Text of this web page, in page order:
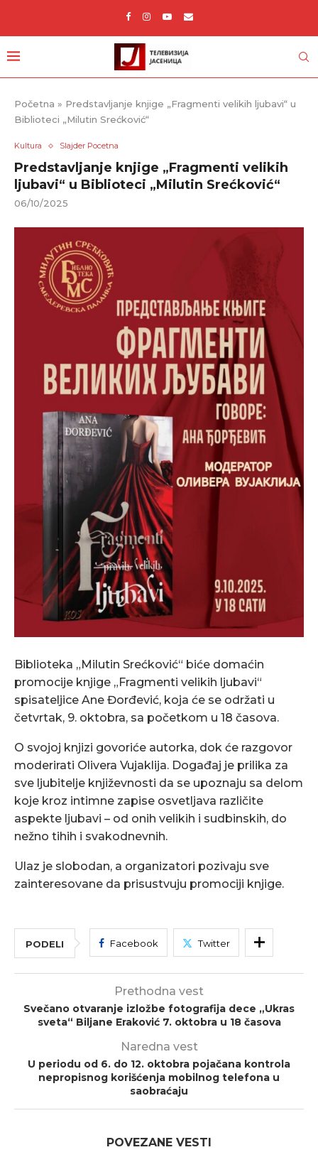
Početna » Predstavljanje knjige „Fragmenti velikih ljubavi“ u
Biblioteci „Milutin Srećković“
Kultura Slajder Pocetna
Predstavljanje knjige „Fragmenti velikih
ljubavi“ u Biblioteci „Milutin Srećković“
06/10/2025
Biblioteka „Milutin Srećković“ biće domaćin
promocije knjige „Fragmenti velikih ljubavi“
spisateljice Ane Đorđević, koja će se održati u
četvrtak, 9. oktobra, sa početkom u 18 časova.
O svojoj knjizi govoriće autorka, dok će razgovor
moderirati Olivera Vujaklija. Događaj je prilika za
sve ljubitelje književnosti da se upoznaju sa delom
koje kroz intimne zapise osvetljava različite
aspekte ljubavi – od onih velikih i sudbinskih, do
nežno tihih i svakodnevnih.
Ulaz je slobodan, a organizatori pozivaju sve
zainteresovane da prisustvuju promociji knjige.
PODELI Facebook Twitter
Prethodna vest
Svečano otvaranje izložbe fotografija dece „Ukras
sveta“ Biljane Eraković 7. oktobra u 18 časova
Naredna vest
U periodu od 6. do 12. oktobra pojačana kontrola
nepropisnog korišćenja mobilnog telefona u
saobraćaju
POVEZANE VESTI